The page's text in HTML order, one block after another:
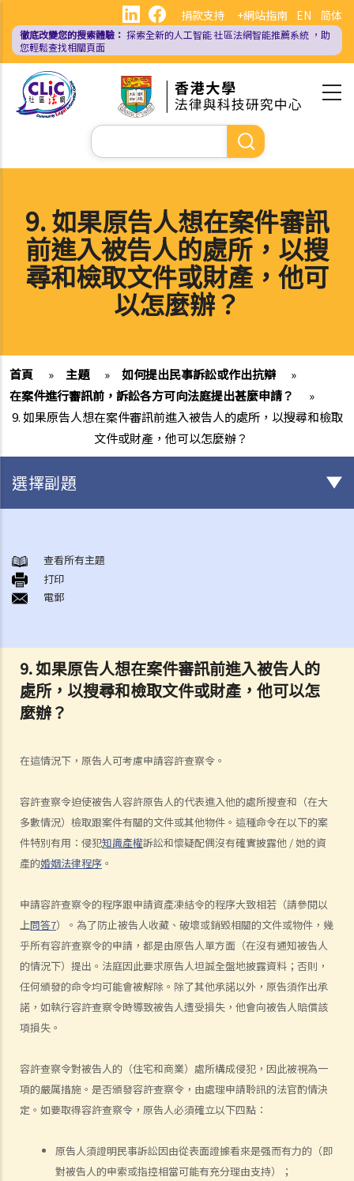
內
EN 简体
捐款支持 +網站指南
徹底改變您的搜索體驗： 探索全新的人工智能社區法網智能推薦系統 ，助
您輕鬆查找相關頁面
Search
9. 如果原告人想在案件審訊
前進入被告人的處所，以搜
尋和檢取文件或財產，他可
以怎麼辦？
首頁 » 主題 » 如何提出民事訴訟或作出抗辯
»
在案件進行審訊前，訴訟各方可向法庭提出甚麼申請？
»
9. 如果原告人想在案件審訊前進入被告人的處所，以搜尋和檢取
文件或財產，他可以怎麼辦？
9. 如果原告人想在案件審訊前進入被告人的
處所，以搜尋和檢取文件或財產，他可以怎
麼辦？
在這情況下，原告人可考慮申請容許查察令。
容許查察令迫使被告人容許原告人的代表進入他的處所搜查和（在大
多數情況）檢取跟案件有關的文件或其他物件。這種命令在以下的案
件特別有用：侵犯知識產權訴訟和懷疑配偶沒有確實披露他 / 她的資
產的婚姻法律程序 。
申請容許查察令的程序跟申請資產凍結令的程序大致相若（請參閱以
上問答7）。為了防止被告人收藏、破壞或銷毀相關的文件或物件，幾
乎所有容許查察令的申請，都是由原告人單方面（在沒有通知被告人
的情況下）提出。法庭因此要求原告人坦誠全盤地披露資料；否則，
任何頒發的命令均可能會被解除。除了其他承諾以外，原告須作出承
諾，如執行容許查察令時導致被告人遭受損失，他會向被告人賠償該
項損失。
容許查察令對被告人的（住宅和商業）處所構成侵犯，因此被視為一
項的嚴厲措施。是否頒發容許查察令，由處理申請聆訊的法官酌情決
定。如要取得容許查察令，原告人必須確立以下四點：
原告人須證明民事訴訟因由從表面證據看來是强而有力的（即
對被告人的申索或指控相當可能有充分理由支持）；
選擇副題
展開民事訴訟前應當考慮的事項
1. 我可以不提出訴訟而解決糾紛嗎？
2. 我是否有充分的法律理據去展開民事訴訟？對方又可否在同一案件中
律協助）？
4. 倘若我被判勝訴，我是否一定可以取得我想要的補償？
5. 我有能力支付有關法律開支嗎？
我的律師費用也不能全額報銷？
因會導致法院作出不同的命令？
6. 我有時間應付訴訟嗎？
7. 展開民事訴訟是否有期限？
8. 如果我要展開民事訴訟，將要面對甚麼風險？我能否承受這些風險？
否可以只是為了給被告人帶來麻煩而展開民事訴訟？
10. 在一般民事訴訟中可以作出甚麼申索？ 未經算定的損害賠償有哪些
例子？ 除了一筆過賠償（經算定或未經算定）外，在民事訴訟中是否還
有其他的申索？
11. 哪些民事案件的資料可以公開？ 是否所有證據、文件或證人陳述書
都可供公眾查閱？
如何展開民事訴訟
1. 勞資審裁處會處理甚麼民事案件？
2. 小額錢債審裁處會處理甚麼民事案件？
3. 區域法院會處理甚麼民事案件？
5. 我是否需要聘用律師處理我的案件？若與訟一方是有限公司，情況是
否不同？
查看所有主題
打印
電郵